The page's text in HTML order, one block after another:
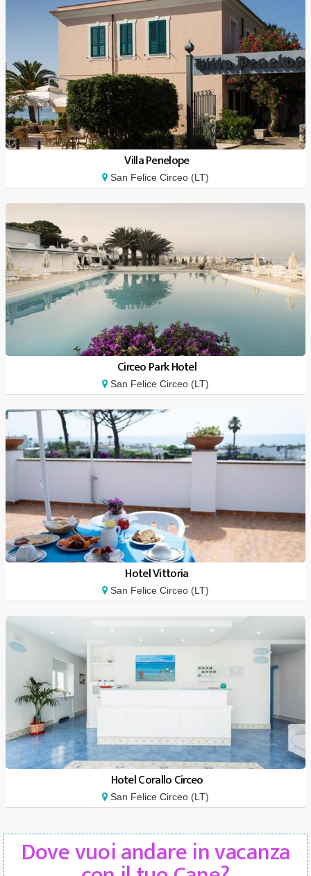
Villa Penelope
San Felice Circeo (LT)
Circeo Park Hotel
San Felice Circeo (LT)
Hotel Vittoria
San Felice Circeo (LT)
Hotel Corallo Circeo
San Felice Circeo (LT)
Dove vuoi andare in vacanza